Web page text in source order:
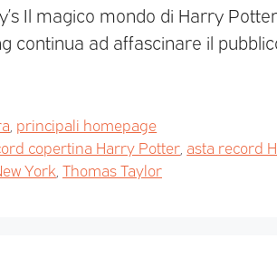
Il magico mondo di Harry
continua ad affascinare il
principali homepage
copertina Harry Potter asta record
York Thomas Taylor